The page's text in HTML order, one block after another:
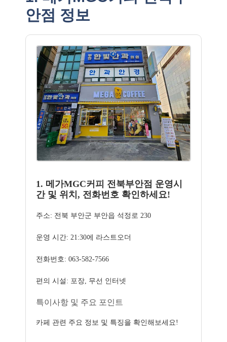
안점 정보
1. 메가MGC커피 전북부안점 운영시
간 및 위치, 전화번호 확인하세요!
주소: 전북 부안군 부안읍 석정로 230
운영 시간: 21:30에 라스트오더
전화번호: 063-582-7566
편의 시설: 포장, 무선 인터넷
특이사항 및 주요 포인트
카페 관련 주요 정보 및 특징을 확인해보세요!